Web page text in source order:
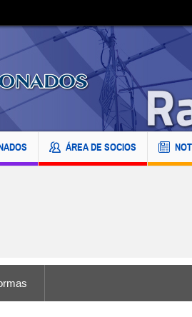
ÁREA DE SOCIOS